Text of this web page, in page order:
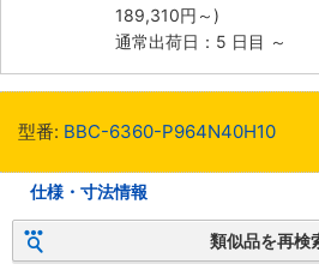
189,310円 ～)
通常出荷日：5 日目 ～
型番: BBC-6360-P964N40H10
仕様・寸法情報
類似品を再検